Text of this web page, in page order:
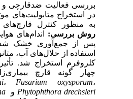
بررسی فعالیت ضد‌قارچی و
در استخراج متابولیت‌های موثر
به منظور کنترل قارچ‌های
روش بررسی:اندام‌های هوایی
پس از جمع‌آوری خشک شده
استفاده از حلال‌های آب،
کلروفرم استخراج شد. تأثیر
چهار گونه قارچ
،Fusarium oxysporum
Phytophthora drechsleriو